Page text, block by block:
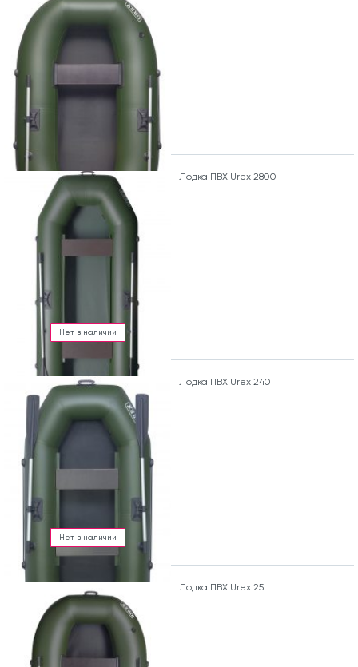
Нет в наличии
Лодка ПВХ Urex 2800
Нет в наличии
Лодка ПВХ Urex 240
Лодка ПВХ Urex 25